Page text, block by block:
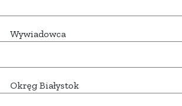
Wywiadowca
Okręg Białystok